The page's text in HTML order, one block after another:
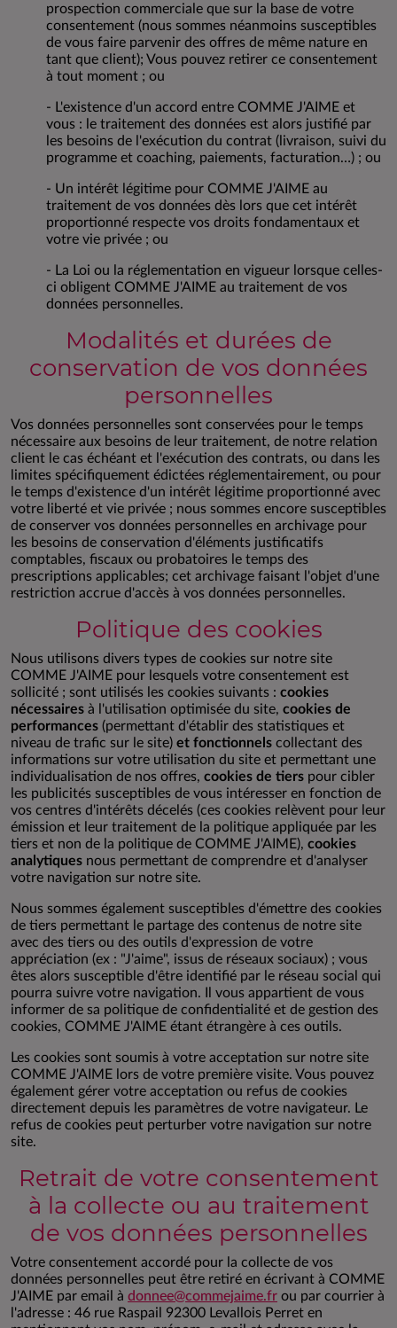
prospection commerciale que sur la base de votre
consentement (nous sommes néanmoins susceptibles
de vous faire parvenir des offres de même nature en
tant que client); Vous pouvez retirer ce consentement
à tout moment ; ou
- L'existence d'un accord entre COMME J'AIME et
vous : le traitement des données est alors justifié par
les besoins de l'exécution du contrat (livraison, suivi du
programme et coaching, paiements, facturation…) ; ou
- Un intérêt légitime pour COMME J'AIME au
traitement de vos données dès lors que cet intérêt
proportionné respecte vos droits fondamentaux et
votre vie privée ; ou
- La Loi ou la réglementation en vigueur lorsque celles-
ci obligent COMME J'AIME au traitement de vos
données personnelles.
Modalités et durées de
conservation de vos données
personnelles
Vos données personnelles sont conservées pour le temps
nécessaire aux besoins de leur traitement, de notre relation
client le cas échéant et l'exécution des contrats, ou dans les
limites spécifiquement édictées réglementairement, ou pour
le temps d'existence d'un intérêt légitime proportionné avec
votre liberté et vie privée ; nous sommes encore susceptibles
de conserver vos données personnelles en archivage pour
les besoins de conservation d'éléments justificatifs
comptables, fiscaux ou probatoires le temps des
prescriptions applicables; cet archivage faisant l'objet d'une
restriction accrue d'accès à vos données personnelles.
Politique des cookies
Nous utilisons divers types de cookies sur notre site
COMME J'AIME pour lesquels votre consentement est
sollicité ; sont utilisés les cookies suivants : cookies
nécessaires à l'utilisation optimisée du site, cookies de
performances (permettant d'établir des statistiques et
niveau de trafic sur le site) et fonctionnels collectant des
informations sur votre utilisation du site et permettant une
individualisation de nos offres, cookies de tiers pour cibler
les publicités susceptibles de vous intéresser en fonction de
vos centres d'intérêts décelés (ces cookies relèvent pour leur
émission et leur traitement de la politique appliquée par les
tiers et non de la politique de COMME J'AIME), cookies
analytiques nous permettant de comprendre et d'analyser
votre navigation sur notre site.
Nous sommes également susceptibles d'émettre des cookies
de tiers permettant le partage des contenus de notre site
avec des tiers ou des outils d'expression de votre
appréciation (ex : "J'aime", issus de réseaux sociaux) ; vous
êtes alors susceptible d'être identifié par le réseau social qui
pourra suivre votre navigation. Il vous appartient de vous
informer de sa politique de confidentialité et de gestion des
cookies, COMME J'AIME étant étrangère à ces outils.
Les cookies sont soumis à votre acceptation sur notre site
COMME J'AIME lors de votre première visite. Vous pouvez
également gérer votre acceptation ou refus de cookies
directement depuis les paramètres de votre navigateur. Le
refus de cookies peut perturber votre navigation sur notre
site.
Retrait de votre consentement
à la collecte ou au traitement
de vos données personnelles
Votre consentement accordé pour la collecte de vos
données personnelles peut être retiré en écrivant à COMME
J'AIME par email à donnee@commejaime.fr ou par courrier à
l'adresse : 46 rue Raspail 92300 Levallois Perret en